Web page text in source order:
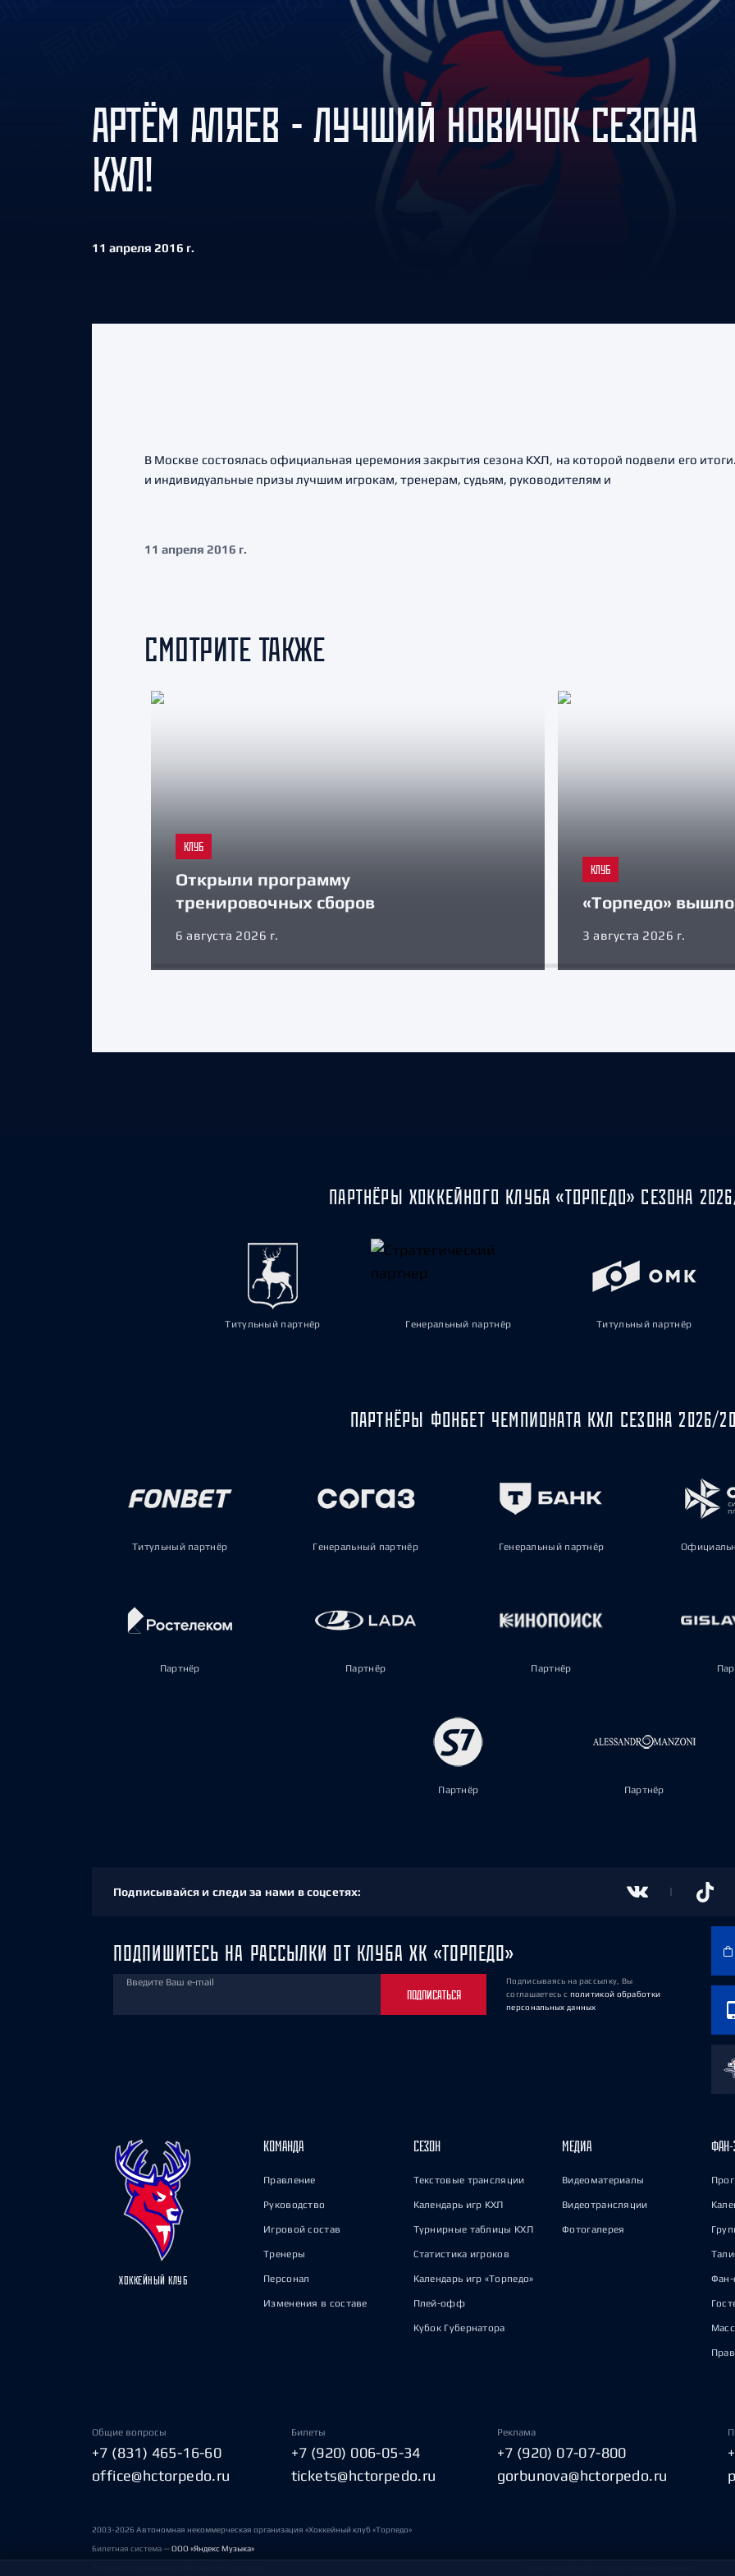
Амур
Барыс
Салават Юлаев
Сибирь
АРТЁМ АЛЯЕВ - ЛУЧШИЙ НОВИЧОК СЕЗОНА
КХЛ!
11 апреля 2016 г.
В Москве состоялась официальная церемония закрытия сезона КХЛ, на которой подвели его
и индивидуальные призы лучшим игрокам, тренерам, судьям, руководителям и
11 апреля 2016 г.
СМОТРИТЕ ТАКЖЕ
КЛУБ
Открыли программу
тренировочных сборов
6 августа 2026 г.
КЛУБ
«Торпедо» вышло
3 августа 2026 г.
ПАРТНЁРЫ ХОККЕЙНОГО КЛУБА «ТОРПЕДО» СЕЗОНА
Титульный партнёр Генеральный партнёр Титульный партнёр
ПАРТНЁРЫ ФОНБЕТ ЧЕМПИОНАТА КХЛ СЕЗОНА 2026/
Титульный партнёр Генеральный партнёр Генеральный партнёр
Партнёр Партнёр Партнёр
Партнёр Партнёр
Подписывайся и следи за нами в соцсетях:
ПОДПИШИТЕСЬ НА РАССЫЛКИ ОТ КЛУБА ХК «ТОРПЕДО»
Введите Ваш e-mail
ПОДПИСАТЬСЯ
Подписываясь на рассылку, Вы
соглашаетесь с политикой обработки
персональных данных
ХОККЕЙНЫЙ КЛУБ
КОМАНДА
Правление
Руководство
Игровой состав
Тренеры
Персонал
Изменения в составе
СЕЗОН
Текстовые трансляции
Календарь игр КХЛ
Турнирные таблицы КХЛ
Статистика игроков
Календарь игр «Торпедо»
Плей-офф
Кубок Губернатора
МЕДИА
Видеоматериалы
Видеотрансляции
Фотогалерея
ФАН-
Фан-
Общие вопросы
+7 (831) 465-16-60
office@hctorpedo.ru
Билеты
+7 (920) 006-05-34
tickets@hctorpedo.ru
Реклама
+7 (920) 07-07-800
gorbunova@hctorpedo.ru
2003-2026 Автономная некоммерческая организация «Хоккейный клуб «Торпедо»
Билетная система —ООО «Яндекс Музыка»